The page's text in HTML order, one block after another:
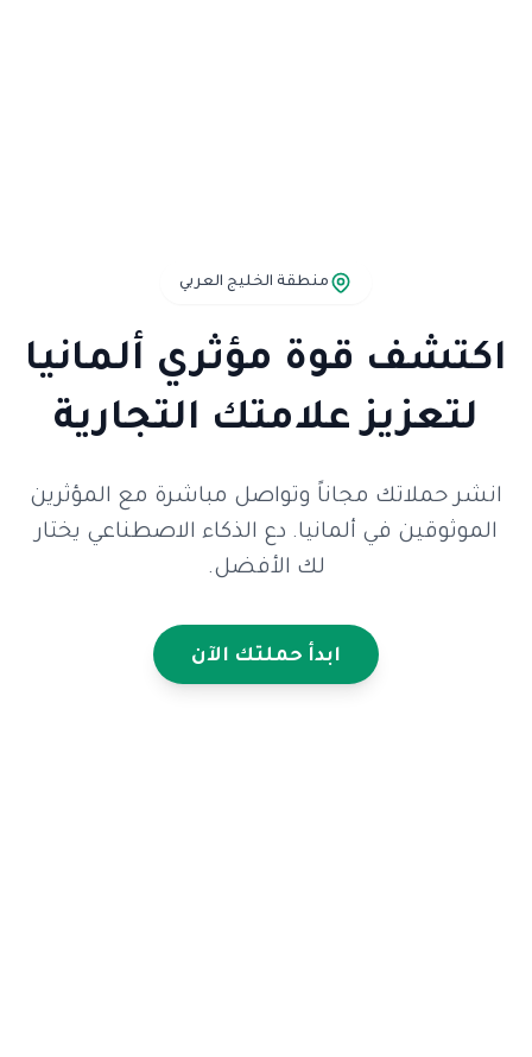
منطقة الخليج العربي
اكتشف قوة مؤثري ألمانيا
لتعزيز علامتك التجارية
انشر حملاتك مجاناً وتواصل مباشرة مع المؤثرين
الموثوقين في ألمانيا. دع الذكاء الاصطناعي يختار
لك الأفضل.
ابدأ حملتك الآن